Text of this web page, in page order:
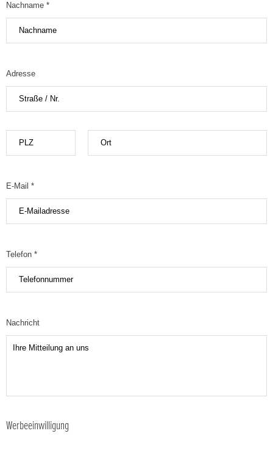
Nachname *
Adresse
E-Mail *
Telefon *
Nachricht
Werbeeinwilligung